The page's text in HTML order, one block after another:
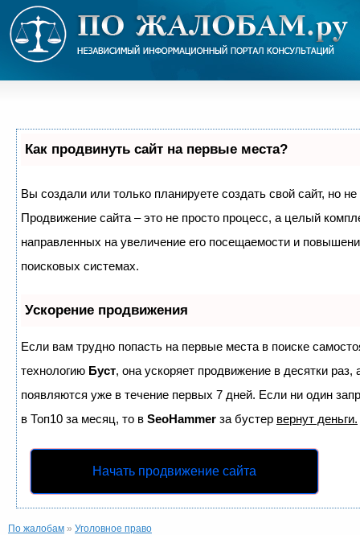
Как продвинуть сайт на первые места?
Вы создали или только планируете создать свой сайт, но не
Продвижение сайта – это не просто процесс, а целый
направленных на увеличение его посещаемости и
поисковых системах.
Ускорение продвижения
Если вам трудно попасть на первые места в поиске
технологию Буст, она ускоряет продвижение в десятки раз,
появляются уже в течение первых 7 дней. Если ни один
в Топ10 за месяц, то в SeoHammer за бустер вернут деньги.
Начать продвижение сайта
По жалобам » Уголовное право